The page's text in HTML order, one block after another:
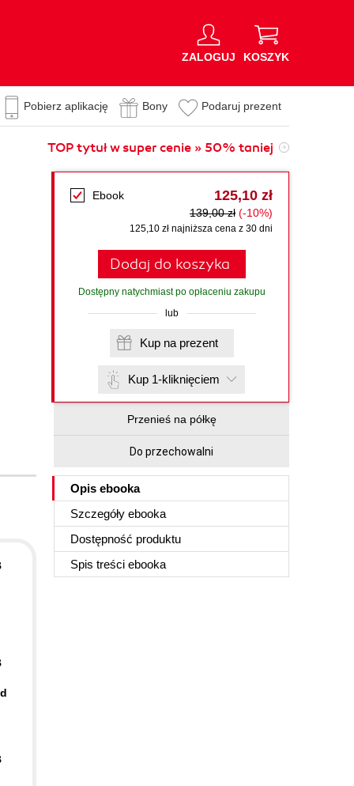
ZALOGUJ KOSZYK
Pobierz aplikację Bony Podaruj prezent
TOP tytuł w super cenie » 50% taniej
Ebook 125,10 zł
139,00 zł (-10%)
125,10 zł najniższa cena z 30 dni
Dodaj do koszyka
Dostępny natychmiast po opłaceniu zakupu
lub
Kup na prezent
Kup 1-kliknięciem
Przenieś na półkę
Do przechowalni
Opis ebooka
Szczegóły ebooka
Dostępność produktu
Spis treści ebooka